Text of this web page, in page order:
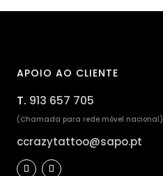
APOIO AO CLIENTE
T. 913 657 705
(Chamada para rede móvel nacional)
ccrazytattoo@sapo.pt